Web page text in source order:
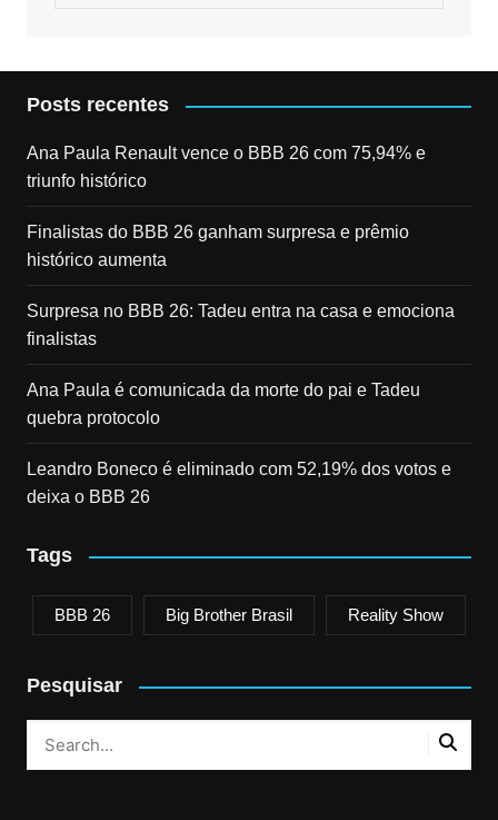
Posts recentes
Ana Paula Renault vence o BBB 26 com 75,94% e
triunfo histórico
Finalistas do BBB 26 ganham surpresa e prêmio
histórico aumenta
Surpresa no BBB 26: Tadeu entra na casa e emociona
finalistas
Ana Paula é comunicada da morte do pai e Tadeu
quebra protocolo
Leandro Boneco é eliminado com 52,19% dos votos e
deixa o BBB 26
Tags
BBB 26 Big Brother Brasil Reality Show
Pesquisar